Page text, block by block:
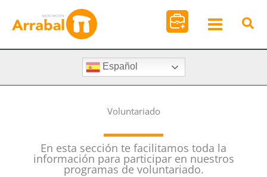
Español
Voluntariado
En esta sección te facilitamos toda la
información para participar en nuestros
programas de voluntariado.